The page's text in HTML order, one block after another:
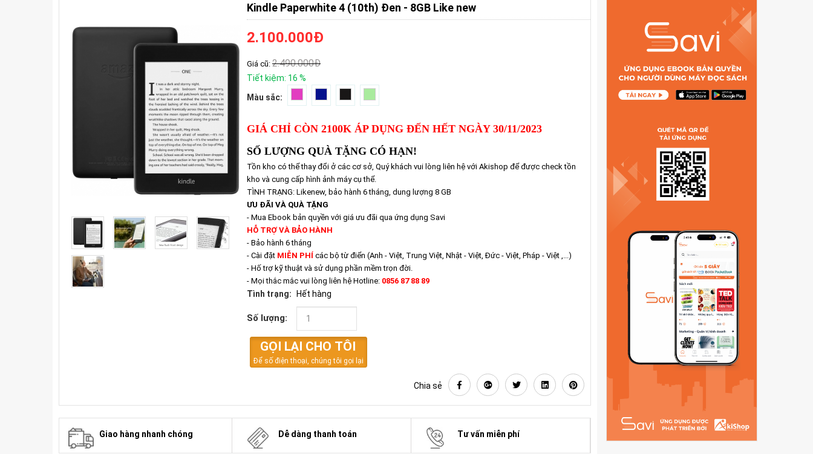
Kindle Paperwhite 4 (10th) Đen - 8GB Like new
2.100.000Đ
Giá cũ: 2.490.000Đ
Tiết kiệm: 16 %
Màu sắc:
GIÁ CHỈ CÒN 2100K ÁP DỤNG ĐẾN HẾT NGÀY 30/11​/2023
SỐ LƯỢNG QUÀ TẶNG CÓ HẠN!
Tồn kho có thể thay đổi ở các cơ sở, Quý khách vui lòng liên hệ với Akishop để được check tồn
kho và cung cấp hình ảnh máy cụ thể.
TÌNH TRẠNG: Likenew, bảo hành 6 tháng, dung lượng 8 GB
ƯU ĐÃI VÀ QUÀ TẶNG
- Mua Ebook bản quyền với giá ưu đãi qua ứng dụng Savi
HỖ TRỢ VÀ BẢO HÀNH
- Bảo hành 6 tháng
- Cài đặt MIỄN PHÍ các bộ từ điển (Anh - Việt, Trung Việt, Nhật - Việt, Đức - Việt, Pháp - Việt ,...)
- Hố trợ kỹ thuật và sử dụng phần mềm trọn đời.
- Mọi thắc mắc vui lòng liên hệ Hotline: 0856 87 88 89
Tình trạng: Hết hàng
Số lượng:
GỌI LẠI CHO TÔI
Để số điện thoại, chúng tôi gọi lại
Chia sẻ
Giao hàng nhanh chóng Dễ dàng thanh toán Tư vấn miễn phí Hỗ trợ kỹ thuật trọn đời